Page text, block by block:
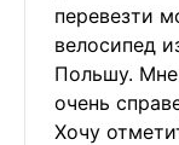
перевезти
велосипед
Польшу.
очень
Хочу